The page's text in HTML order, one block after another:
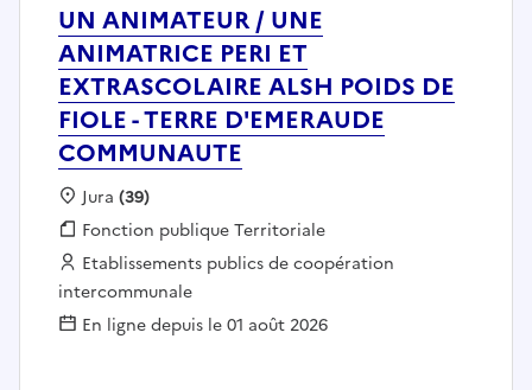
UN ANIMATEUR / UNE
ANIMATRICE PERI ET
EXTRASCOLAIRE ALSH POIDS DE
FIOLE - TERRE D'EMERAUDE
COMMUNAUTE
Localisation :
Jura (39)
Fonction publique :
Fonction publique Territoriale
Employeur :
Etablissements publics de coopération
intercommunale
En ligne depuis le 01 août 2026